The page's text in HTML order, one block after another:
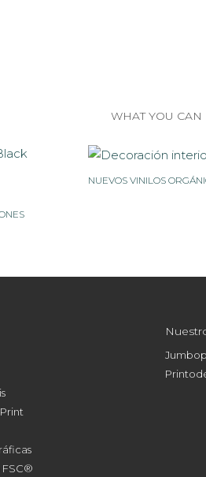
WHAT YOU CAN
NUEVOS VINILOS
FSC®